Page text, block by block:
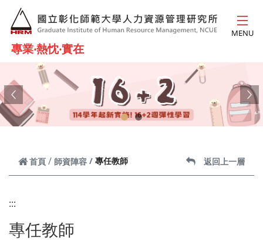
跳到主要內容
專業‧熱忱‧實在
MENU
Previous
首頁 師資陣容 專任教師 返回上一層
:::
專任教師